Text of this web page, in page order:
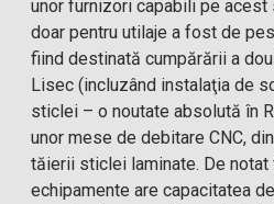
unor furnizori capabili pe acest
doar pentru utilaje a fost de
fiind destinată cumpărării a
Lisec (incluzând instalaţia de
sticlei – o noutate absolută în
unor mese de debitare CNC,
tăierii sticlei laminate. De notat
echipamente are capacitatea